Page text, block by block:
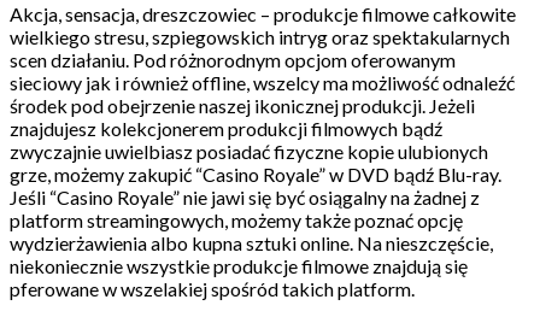
Akcja, sensacja, dreszczowiec – produkcje filmowe całkowite
wielkiego stresu, szpiegowskich intryg oraz spektakularnych
scen działaniu. Pod różnorodnym opcjom oferowanym
sieciowy jak i również offline, wszelcy ma możliwość odnaleźć
środek pod obejrzenie naszej ikonicznej produkcji. Jeżeli
znajdujesz kolekcjonerem produkcji filmowych bądź
zwyczajnie uwielbiasz posiadać fizyczne kopie ulubionych
grze, możemy zakupić “Casino Royale” w DVD bądź Blu-ray.
Jeśli “Casino Royale” nie jawi się być osiągalny na żadnej z
platform streamingowych, możemy także poznać opcję
wydzierżawienia albo kupna sztuki online. Na nieszczęście,
niekoniecznie wszystkie produkcje filmowe znajdują się
pferowane w wszelakiej spośród takich platform.